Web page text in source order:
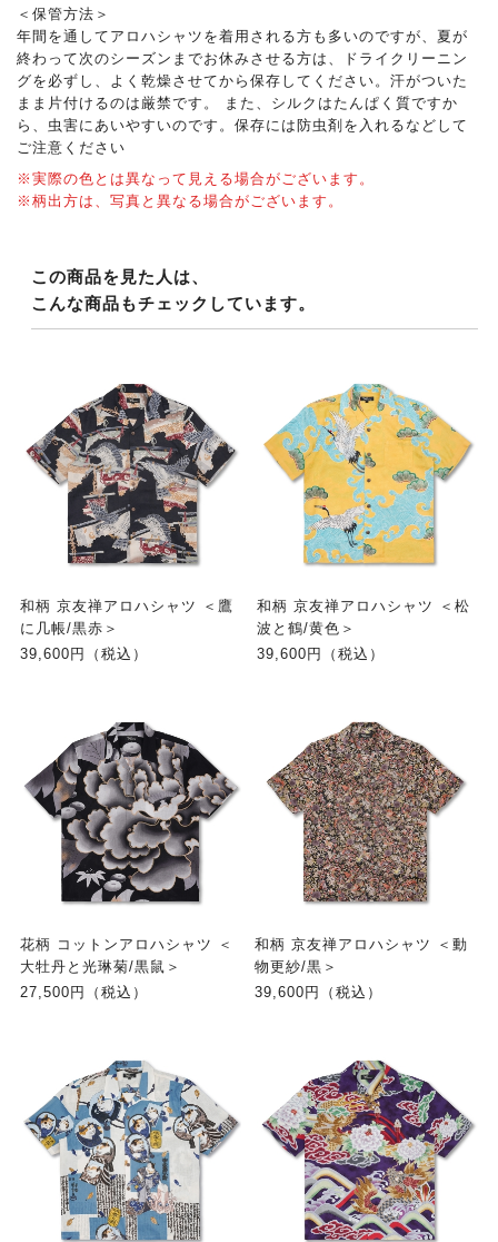
＜保管方法＞
年間を通してアロハシャツを着用される方も多いのですが、夏が
終わって次のシーズンまでお休みさせる方は、ドライクリーニン
グを必ずし、よく乾燥させてから保存してください。汗がついた
まま片付けるのは厳禁です。 また、シルクはたんぱく質ですか
ら、虫害にあいやすいのです。保存には防虫剤を入れるなどして
ご注意ください
※実際の色とは異なって見える場合がございます。
※柄出方は、写真と異なる場合がございます。
この商品を見た人は、
こんな商品もチェックしています。
和柄 京友禅アロハシャツ ＜鷹
に几帳/黒赤＞
39,600円（税込）
和柄 京友禅アロハシャツ ＜松
波と鶴/黄色＞
39,600円（税込）
花柄 コットンアロハシャツ ＜
大牡丹と光琳菊/黒鼠＞
27,500円（税込）
和柄 京友禅アロハシャツ ＜動
物更紗/黒＞
39,600円（税込）